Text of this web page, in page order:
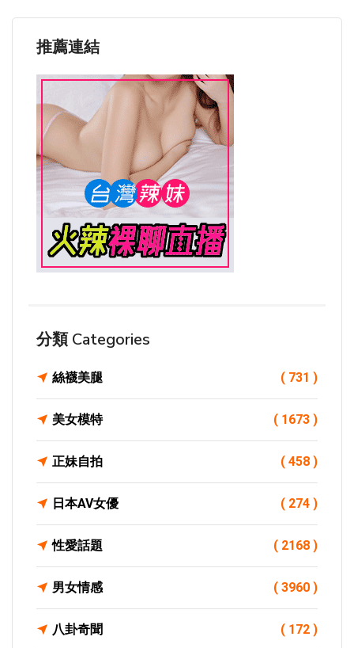
推薦連結
分類 Categories
絲襪美腿 ( 731 )
美女模特 ( 1673 )
正妹自拍 ( 458 )
日本AV女優 ( 274 )
性愛話題 ( 2168 )
男女情感 ( 3960 )
八卦奇聞 ( 172 )